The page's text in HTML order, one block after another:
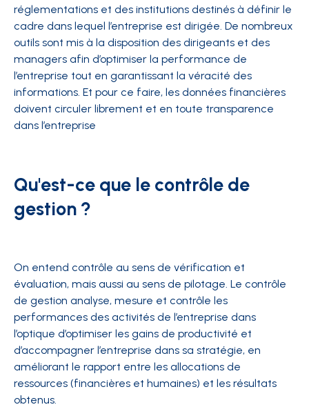
réglementations et des institutions destinés à définir le
cadre dans lequel l’entreprise est dirigée. De nombreux
outils sont mis à la disposition des dirigeants et des
managers afin d’optimiser la performance de
l’entreprise tout en garantissant la véracité des
informations. Et pour ce faire, les données financières
doivent circuler librement et en toute transparence
dans l’entreprise
Qu'est-ce que le contrôle de
gestion ?
On entend contrôle au sens de vérification et
évaluation, mais aussi au sens de pilotage. Le contrôle
de gestion analyse, mesure et contrôle les
performances des activités de l’entreprise dans
l’optique d’optimiser les gains de productivité et
d’accompagner l’entreprise dans sa stratégie, en
améliorant le rapport entre les allocations de
ressources (financières et humaines) et les résultats
obtenus.